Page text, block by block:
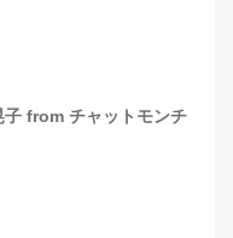
from チャットモンチ